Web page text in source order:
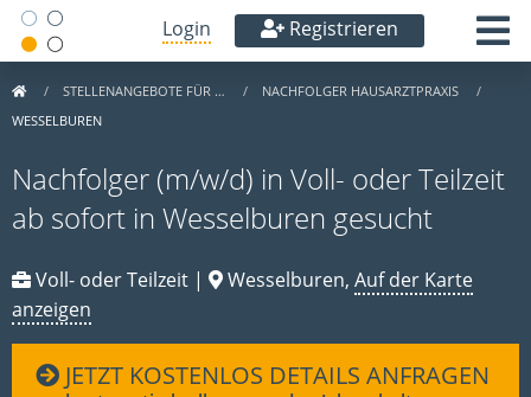
Login Registrieren
STELLENANGEBOTE FÜR …
NACHFOLGER HAUSARZTPRAXIS
WESSELBUREN
Nachfolger (m/w/d) in Voll- oder Teilzeit
ab sofort in Wesselburen gesucht
Voll- oder Teilzeit | Wesselburen, Auf der Karte
anzeigen
JETZT KOSTENLOS DETAILS ANFRAGEN